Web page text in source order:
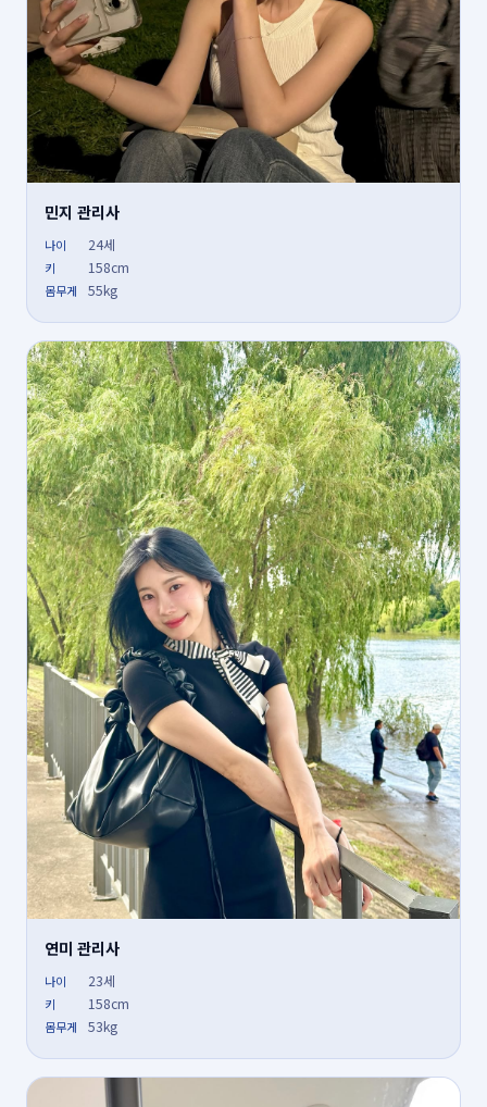
민지 관리사
나이 24세
키 158cm
몸무게 55kg
연미 관리사
나이 23세
키 158cm
몸무게 53kg